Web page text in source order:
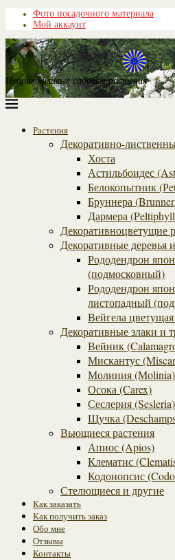
Фото посадочного материала
Мой аккаунт
Неприхотливые садовые растения
Растения
Декоративно-
Хоста
Астильбоидес
Белокопытник
Бруннера
Дармера
Декоративноцветущие
Декоративные деревья
Рододендрон
(подмосковный)
Рододендрон
листопадный
Вейгела
Декоративные злаки и
Вейник
Мискантус
Молиния (Molinia)
Осока (Carex)
Сеслерия (Sesleria)
Щучка
Вьющиеся растения
Апиос (Apios)
Клематис
Кодонопсис
Стелющиеся и другие
Как заказать
Как получить заказ
Обо мне
Отзывы
Контакты